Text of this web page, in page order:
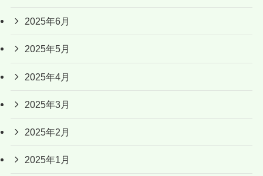
2025年6月
2025年5月
2025年4月
2025年3月
2025年2月
2025年1月